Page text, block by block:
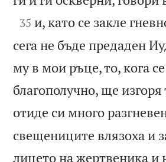

35 и, като се закле
сега не бъде предаден
му в мои ръце, то, кога
благополучно, ще
отиде си много
свещениците влязоха и
лицето на жертвеника и